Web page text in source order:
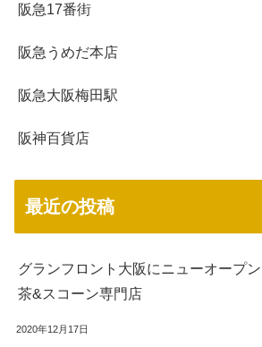
阪急17番街
阪急うめだ本店
阪急大阪梅田駅
阪神百貨店
最近の投稿
グランフロント大阪にニューオー
茶&スコーン専門店
2020年12月17日